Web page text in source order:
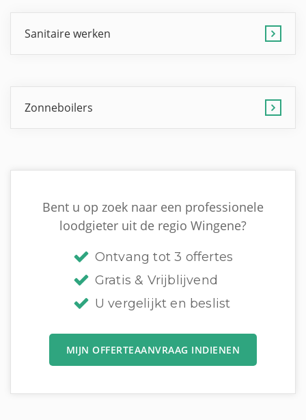
Sanitaire werken
Zonneboilers
Bent u op zoek naar een professionele
loodgieter uit de regio Wingene?
Ontvang tot 3 offertes
Gratis & Vrijblijvend
U vergelijkt en beslist
MIJN OFFERTEAANVRAAG INDIENEN